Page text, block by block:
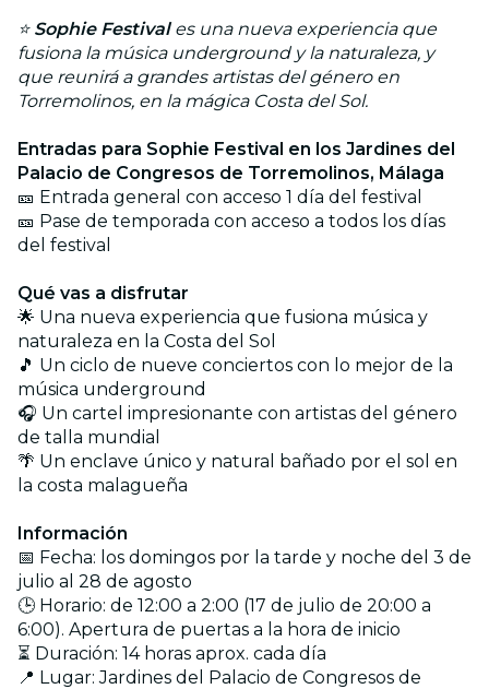
⭐ Sophie Festivales una nueva experiencia que
fusiona la música underground y la naturaleza, y
que reunirá a grandes artistas del género en
Torremolinos, en la mágica Costa del Sol.
Entradas para Sophie Festival en los Jardines del
Palacio de Congresos de Torremolinos, Málaga
🎫 Entrada general con acceso 1 día del festival
🎫 Pase de temporada con acceso a todos los días
del festival
Qué vas a disfrutar
🌟 Una nueva experiencia que fusiona música y
naturaleza en la Costa del Sol
🎵 Un ciclo de nueve conciertos con lo mejor de la
música underground
🎧 Un cartel impresionante con artistas del género
de talla mundial
🌴 Un enclave único y natural bañado por el sol en
la costa malagueña
Información
📅 Fecha: los domingos por la tarde y noche del 3 de
julio al 28 de agosto
🕒 Horario: de 12:00 a 2:00 (17 de julio de 20:00 a
6:00). Apertura de puertas a la hora de inicio
⏳ Duración: 14 horas aprox. cada día
📍 Lugar: Jardines del Palacio de Congresos de